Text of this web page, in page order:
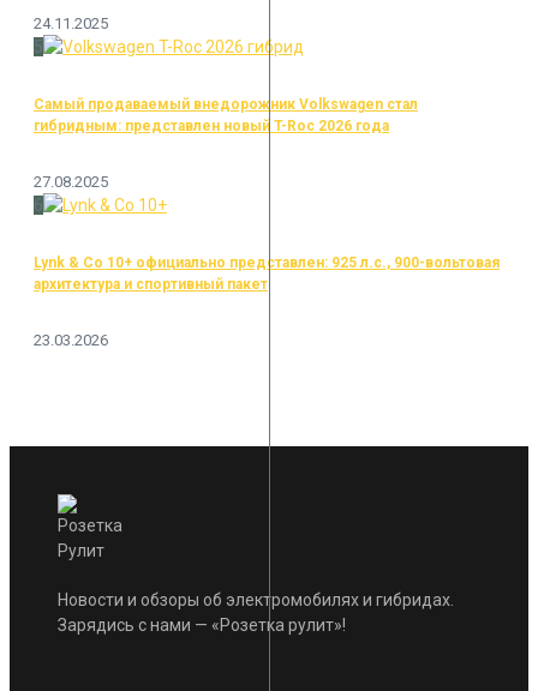
24.11.2025
5
Самый продаваемый внедорожник Volkswagen стал
гибридным: представлен новый T-Roc 2026 года
27.08.2025
6
Lynk & Co 10+ официально представлен: 925 л.с., 900-вольтовая
архитектура и спортивный пакет
23.03.2026
Новости и обзоры об электромобилях и гибридах.
Зарядись с нами — «Розетка рулит»!